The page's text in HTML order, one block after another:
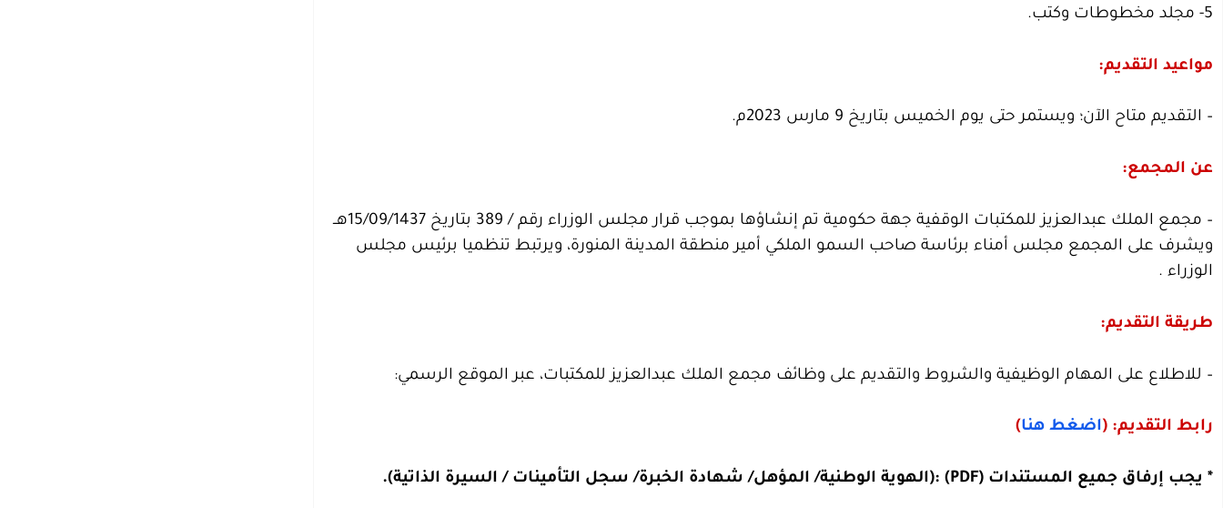
5- مجلد مخطوطات وكتب.
مواعيد التقديم:
– التقديم متاح الآن؛ ويستمر حتى يوم الخميس بتاريخ 9 مارس 2023م.
عن المجمع:
– مجمع الملك عبدالعزيز للمكتبات الوقفية جهة حكومية تم إنشاؤها بموجب قرار مجلس الوزراء رقم / 389 بتاريخ 15/09/1437هــ
ويشرف على المجمع مجلس أمناء برئاسة صاحب السمو الملكي أمير منطقة المدينة المنورة، ويرتبط تنظميا برئيس مجلس
الوزراء .
طريقة التقديم:
– للاطلاع على المهام الوظيفية والشروط والتقديم على وظائف مجمع الملك عبدالعزيز للمكتبات، عبر الموقع الرسمي:
رابط التقديم: (اضغط هنا)
* يجب إرفاق جميع المستندات (PDF) :(الهوية الوطنية/ المؤهل/ شهادة الخبرة/ سجل التأمينات / السيرة الذاتية).